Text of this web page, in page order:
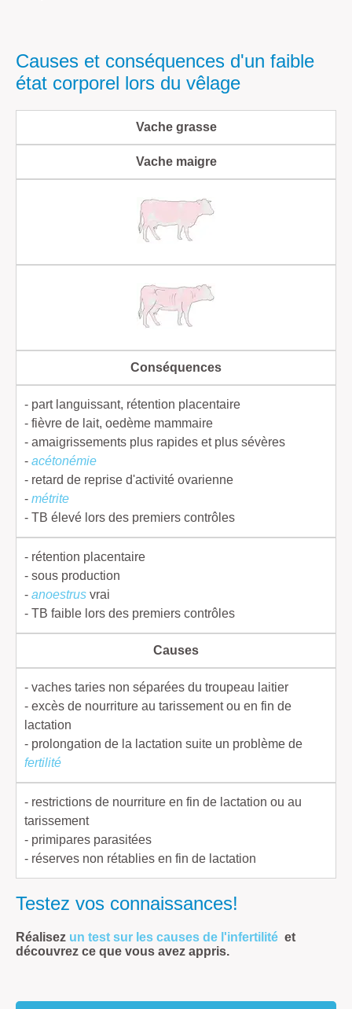
Causes et conséquences d'un faible
état corporel lors du vêlage
Vache grasse
Vache maigre
Conséquences
- part languissant, rétention placentaire
- fièvre de lait, oedème mammaire
- amaigrissements plus rapides et plus sévères
- acétonémie
- retard de reprise d'activité ovarienne
- métrite
- TB élevé lors des premiers contrôles
- rétention placentaire
- sous production
- anoestrus vrai
- TB faible lors des premiers contrôles
Causes
- vaches taries non séparées du troupeau laitier
- excès de nourriture au tarissement ou en fin de
lactation
- prolongation de la lactation suite un problème de
fertilité
- restrictions de nourriture en fin de lactation ou au
tarissement
- primipares parasitées
- réserves non rétablies en fin de lactation
Testez vos connaissances!
Réalisez un test sur les causes de l'infertilité et
découvrez ce que vous avez appris.